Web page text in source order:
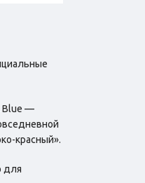
Blue —
красный».
для